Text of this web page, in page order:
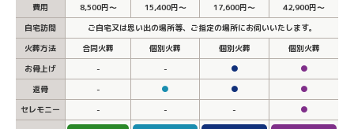
費用
8,500円～ 15,400円～ 17,600円～
42,900円～
自宅訪問
ご自宅又は思い出の場所等、ご指定の場所にお伺いいたします。
火葬方法
合同火葬 個別火葬 個別火葬
個別火葬
お骨上げ
- - ●
●
返骨
- ● ●
●
セレモニー
- - - ●